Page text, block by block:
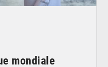
mondiale